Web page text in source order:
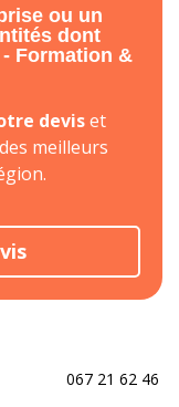
ou un
dont
Formation &
deviset
meilleurs
067 21 62 46